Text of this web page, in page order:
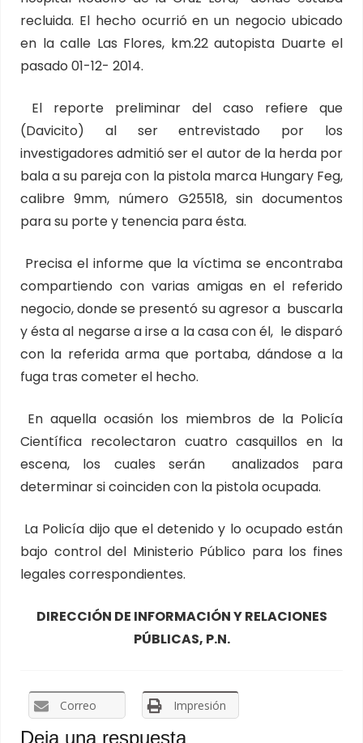
recluida. El hecho ocurrió en un negocio ubicado
en la calle Las Flores, km.22 autopista Duarte el
pasado 01-12- 2014.
El reporte preliminar del caso refiere que
(Davicito) al ser entrevistado por los
investigadores admitió ser el autor de la herda por
bala a su pareja con la pistola marca Hungary Feg,
calibre 9mm, número G25518, sin documentos
para su porte y tenencia para ésta.
Precisa el informe que la víctima se encontraba
compartiendo con varias amigas en el referido
negocio, donde se presentó su agresor a buscarla
y ésta al negarse a irse a la casa con él, le disparó
con la referida arma que portaba, dándose a la
fuga tras cometer el hecho.
En aquella ocasión los miembros de la Policía
Científica recolectaron cuatro casquillos en la
escena, los cuales serán analizados para
determinar si coinciden con la pistola ocupada.
La Policía dijo que el detenido y lo ocupado están
bajo control del Ministerio Público para los fines
legales correspondientes.
DIRECCIÓN DE INFORMACIÓN Y RELACIONES
PÚBLICAS, P.N.
Correo Impresión
Deja una respuesta